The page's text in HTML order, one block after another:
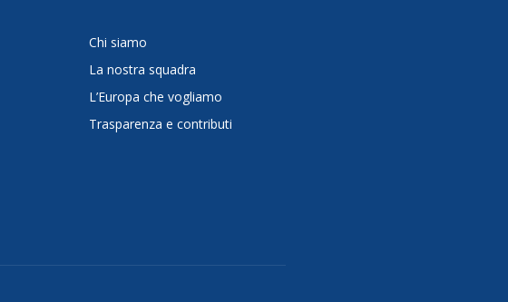
Chi siamo
La nostra squadra
L’Europa che vogliamo
Trasparenza e contributi